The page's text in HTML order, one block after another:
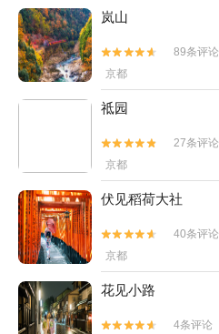
岚山


89条评论
京都
祗园


27条评论
京都
伏见稻荷大社


40条评论
京都
花见小路


4条评论